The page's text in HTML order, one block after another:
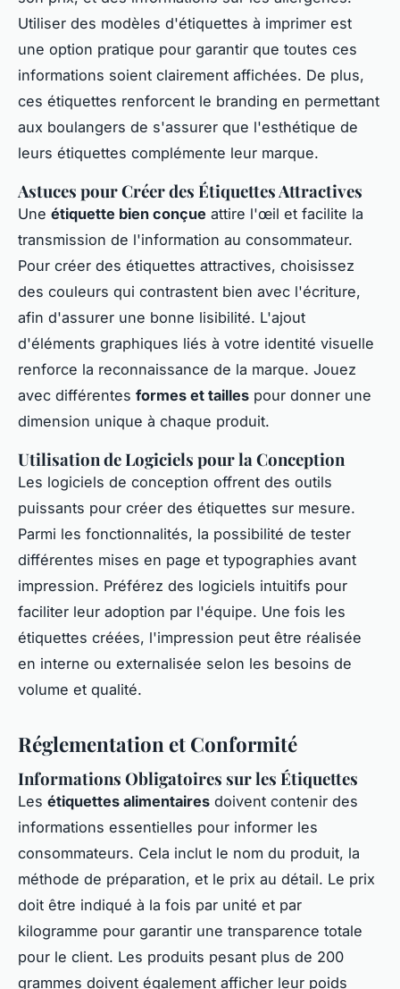
Utiliser des modèles d'étiquettes à imprimer est
une option pratique pour garantir que toutes ces
informations soient clairement affichées. De plus,
ces étiquettes renforcent le branding en permettant
aux boulangers de s'assurer que l'esthétique de
leurs étiquettes complémente leur marque.
Astuces pour Créer des Étiquettes Attractives
Une étiquette bien conçue attire l'œil et facilite la
transmission de l'information au consommateur.
Pour créer des étiquettes attractives, choisissez
des couleurs qui contrastent bien avec l'écriture,
afin d'assurer une bonne lisibilité. L'ajout
d'éléments graphiques liés à votre identité visuelle
renforce la reconnaissance de la marque. Jouez
avec différentes formes et tailles pour donner une
dimension unique à chaque produit.
Utilisation de Logiciels pour la Conception
Les logiciels de conception offrent des outils
puissants pour créer des étiquettes sur mesure.
Parmi les fonctionnalités, la possibilité de tester
différentes mises en page et typographies avant
impression. Préférez des logiciels intuitifs pour
faciliter leur adoption par l'équipe. Une fois les
étiquettes créées, l'impression peut être réalisée
en interne ou externalisée selon les besoins de
volume et qualité.
Réglementation et Conformité
Informations Obligatoires sur les Étiquettes
Les étiquettes alimentaires doivent contenir des
informations essentielles pour informer les
consommateurs. Cela inclut le nom du produit, la
méthode de préparation, et le prix au détail. Le prix
doit être indiqué à la fois par unité et par
kilogramme pour garantir une transparence totale
pour le client. Les produits pesant plus de 200
grammes doivent également afficher leur poids